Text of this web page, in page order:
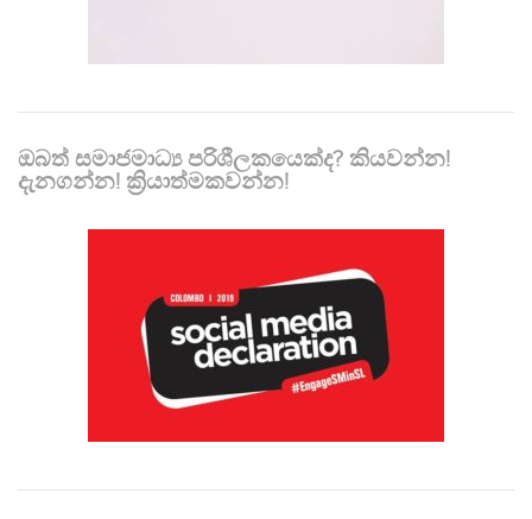
ඔබත් සමාජමාධ්‍ය පරිශීලකයෙක්ද? කියවන්න!
දැනගන්න! ක්‍රියාත්මකවන්න!